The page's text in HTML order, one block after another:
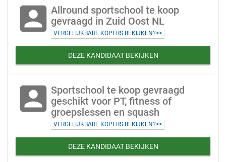
account_box Allround sportschool te koop
gevraagd in Zuid Oost NL
VERGELIJKBARE KOPERS BEKIJKEN?>>
DEZE KANDIDAAT BEKIJKEN
account_box Sportschool te koop gevraagd
geschikt voor PT, fitness of
groepslessen en squash
VERGELIJKBARE KOPERS BEKIJKEN?>>
DEZE KANDIDAAT BEKIJKEN